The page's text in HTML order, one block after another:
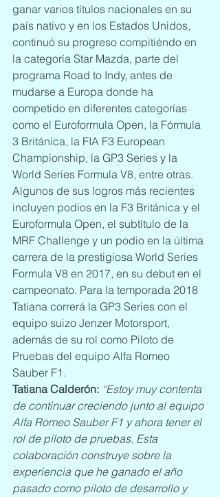
ganar varios títulos nacionales en su
país nativo y en los Estados Unidos,
continuó su progreso compitiéndo en
la categoría Star Mazda, parte del
programa Road to Indy, antes de
mudarse a Europa donde ha
competido en diferentes categorías
como el Euroformula Open, la Fórmula
3 Británica, la FIA F3 European
Championship, la GP3 Series y la
World Series Formula V8, entre otras.
Algunos de sus logros más recientes
incluyen podios en la F3 Británica y el
Euroformula Open, el subtítulo de la
MRF Challenge y un podio en la última
carrera de la prestigiosa World Series
Formula V8 en 2017, en su debut en el
campeonato. Para la temporada 2018
Tatiana correrá la GP3 Series con el
equipo suizo Jenzer Motorsport,
además de su rol como Piloto de
Pruebas del equipo Alfa Romeo
Sauber F1.
Tatiana Calderón: “Estoy muy contenta
de continuar creciendo junto al equipo
Alfa Romeo Sauber F1 y ahora tener el
rol de piloto de pruebas. Esta
colaboración construye sobre la
experiencia que he ganado el año
pasado como piloto de desarrollo y